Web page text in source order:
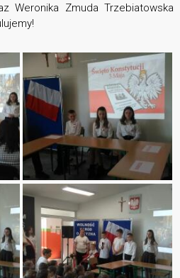
Weronika Zmuda Trzebiatowska